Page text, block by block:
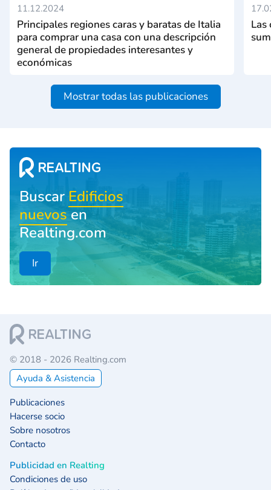
11.12.2024
Principales regiones caras y baratas de Italia
para comprar una casa con una descripción
general de propiedades interesantes y
económicas
Las
Mostrar todas las publicaciones
Buscar Edificios
nuevosen
Realting.com
Ir
© 2018 - 2026 Realting.com
Ayuda & Asistencia
Publicaciones
Hacerse socio
Sobre nosotros
Contacto
Publicidad en Realting
Condiciones de uso